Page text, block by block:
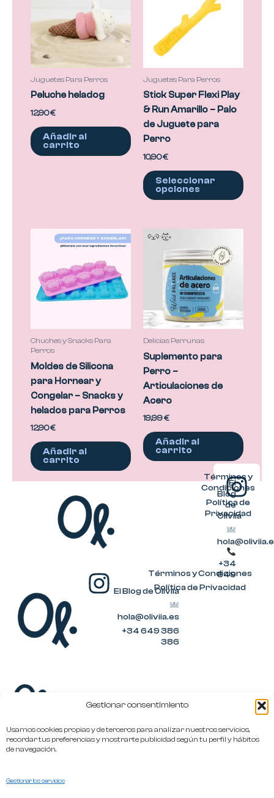
Gestionar consentimiento
Usamos cookies propias y de terceros para analizar nuestros servicios,
recordar tus preferencias y mostrarte publicidad según tu perfil y hábitos
de navegación.
Gestionar los servicios
Juguetes Para Perros
Peluche heladog
12,90€
Añadir al
carrito
Juguetes Para Perros
Stick Super Flexi Play
& Run Amarillo – Palo
de Juguete para
Perro
10,90€
Seleccionar
opciones
Chuches y Snacks Para
Perros
Moldes de Silicona
para Hornear y
Congelar – Snacks y
helados para Perros
12,90€
Añadir al
carrito
Delicias Perrunas
Suplemento para
Perro –
Articulaciones de
Acero
19,99€
Añadir al
carrito
I
n
t
a
El
Blog
de
Oliviia
+34
649
386
Términos y
Condiciones
Política de
Privacidad
I
g
a
El Blog de Oliviia
hola@oliviia.es
+34 649 386
386
Términos y Condiciones
Política de Privacidad